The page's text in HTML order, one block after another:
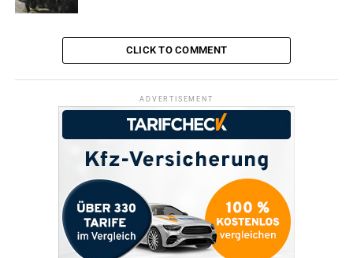
CLICK TO COMMENT
ADVERTISEMENT